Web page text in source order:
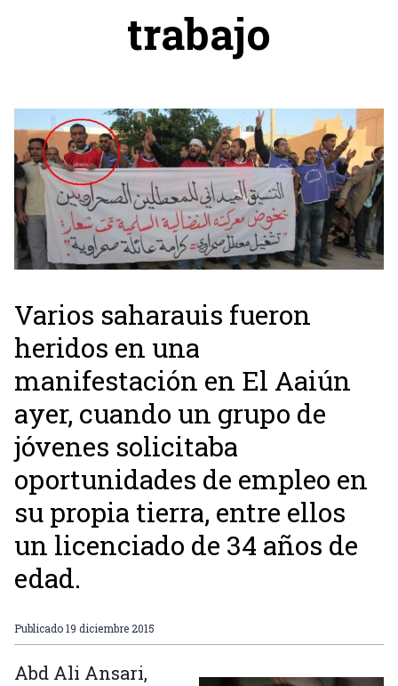
trabajo
Varios saharauis fueron
heridos en una
manifestación en El Aaiún
ayer, cuando un grupo de
jóvenes solicitaba
oportunidades de empleo en
su propia tierra, entre ellos
un licenciado de 34 años de
edad.
Publicado19 diciembre 2015
Abd Ali Ansari,